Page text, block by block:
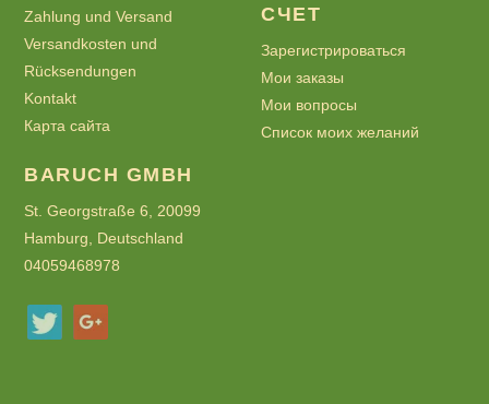
Zahlung und Versand
Versandkosten und
Rücksendungen
Kontakt
Карта сайта
СЧЕТ
Зарегистрироваться
Мои заказы
Мои вопросы
Список моих желаний
BARUCH GMBH
St. Georgstraße 6, 20099
Hamburg, Deutschland
04059468978